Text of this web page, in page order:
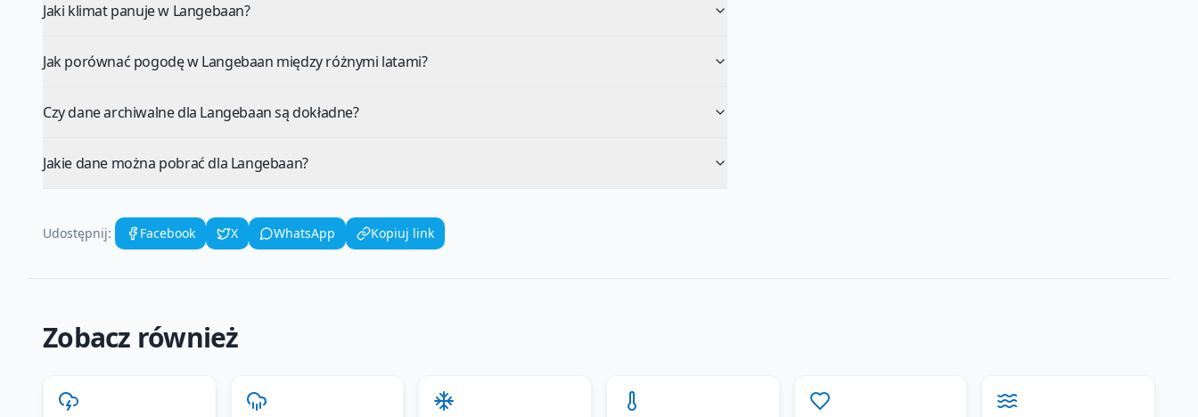
Jaki klimat panuje w Langebaan?
Jak porównać pogodę w Langebaan między różnymi latami?
Czy dane archiwalne dla Langebaan są dokładne?
Jakie dane można pobrać dla Langebaan?
Udostępnij: Facebook X WhatsApp Kopiuj link
Zobacz również